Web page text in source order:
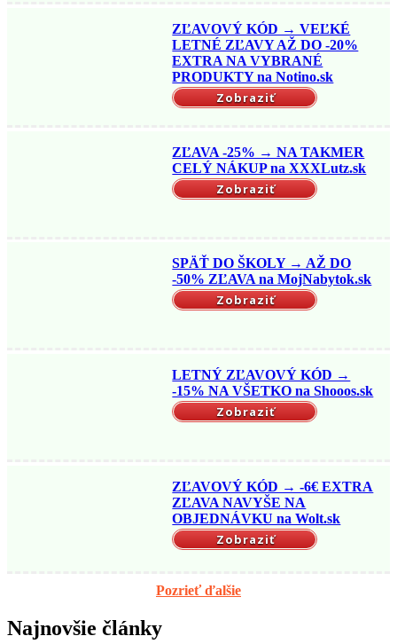
ZĽAVOVÝ KÓD → VEĽKÉ
LETNÉ ZĽAVY AŽ DO -20%
EXTRA NA VYBRANÉ
PRODUKTY na Notino.sk
Zobraziť
ZĽAVA -25% → NA TAKMER
CELÝ NÁKUP na XXXLutz.sk
Zobraziť
SPÄŤ DO ŠKOLY → AŽ DO
-50% ZĽAVA na MojNabytok.sk
Zobraziť
LETNÝ ZĽAVOVÝ KÓD →
-15% NA VŠETKO na Shooos.sk
Zobraziť
ZĽAVOVÝ KÓD → -6€ EXTRA
ZĽAVA NAVYŠE NA
OBJEDNÁVKU na Wolt.sk
Zobraziť
Pozrieť ďalšie
Najnovšie články